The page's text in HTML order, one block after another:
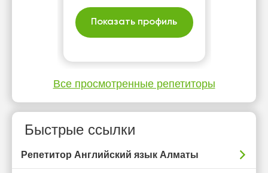
Показать профиль
Все просмотренные репетиторы
Быстрые ссылки
Репетитор Английский язык Алматы